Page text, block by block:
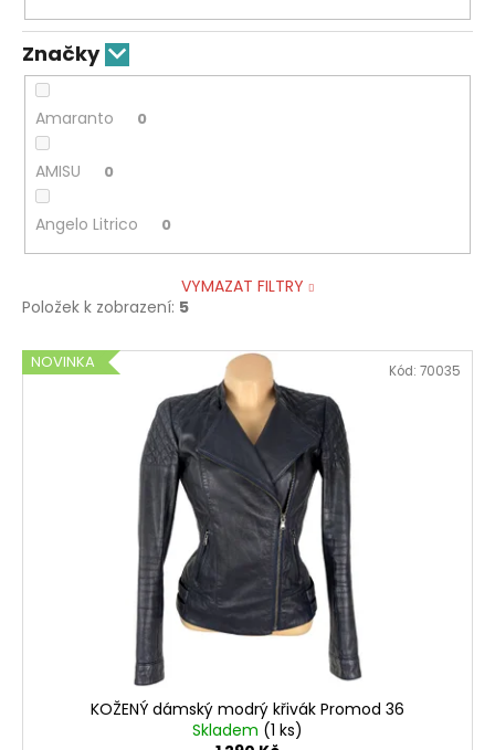
Značky
Amaranto 0
AMISU 0
Angelo Litrico 0
VYMAZAT FILTRY
Položek k zobrazení: 5
VNOVINKA
KOŽENÝ dámský modrý křivák Promod 36
Skladem (1 ks)
Kód: 70035